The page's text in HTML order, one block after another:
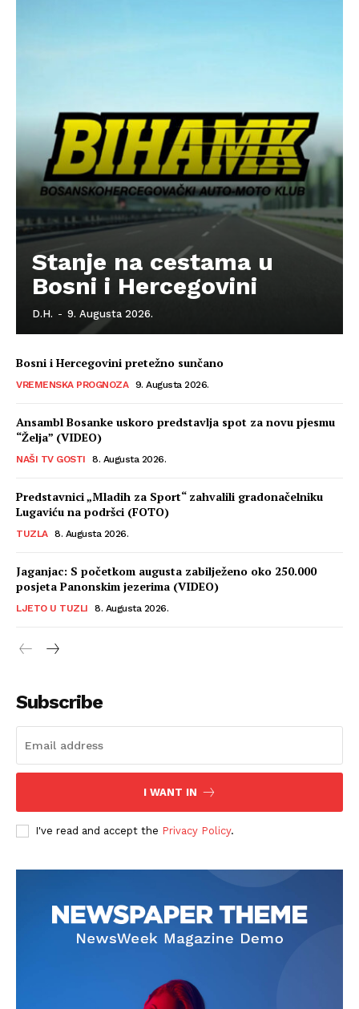
Stanje na cestama u
Bosni i Hercegovini
D.H. - 9. Augusta 2026.
Bosni i Hercegovini pretežno sunčano
VREMENSKA PROGNOZA 9. Augusta 2026.
Ansambl Bosanke uskoro predstavlja spot za novu pjesmu
“Želja” (VIDEO)
NAŠI TV GOSTI 8. Augusta 2026.
Predstavnici „Mladih za Sport“ zahvalili gradonačelniku
Lugaviću na podršci (FOTO)
TUZLA 8. Augusta 2026.
Jaganjac: S početkom augusta zabilježeno oko 250.000
posjeta Panonskim jezerima (VIDEO)
LJETO U TUZLI 8. Augusta 2026.
Subscribe
I WANT IN
I've read and accept the Privacy Policy.